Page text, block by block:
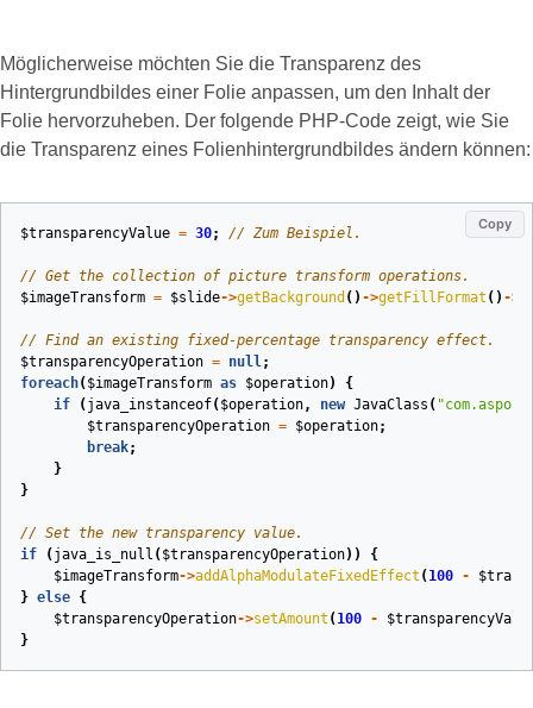
Möglicherweise möchten Sie die Transparenz des
Hintergrundbildes einer Folie anpassen, um den Inhalt der
Folie hervorzuheben. Der folgende PHP‑Code zeigt, wie Sie
die Transparenz eines Folienhintergrundbildes ändern können:
Copy
$transparencyValue = 30; // Zum Beispiel.
// Get the collection of picture transform operations.
$imageTransform = $slide->getBackground () ->getFillFormat () ->
// Find an existing fixed-percentage transparency effect.
$transparencyOperation = null;
foreach( $imageTransform as $operation)
{
if
( java_instanceof( $operation, new JavaClass (
$transparencyOperation = $operation;
break;
}
}
// Set the new transparency value.
if
( java_is_null ( $transparencyOperation))
{
$imageTransform->addAlphaModulateFixedEffect ( 100 -
} else {
$transparencyOperation->setAmount ( 100 -
}